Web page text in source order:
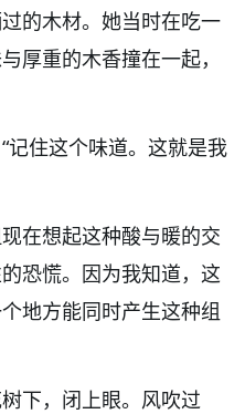
的木材。她当时在吃一
厚重的木香撞在一起，
记住这个味道。这就是我
在想起这种酸与暖的交
恐慌。因为我知道，这
地方能同时产生这种组
下，闭上眼。风吹过